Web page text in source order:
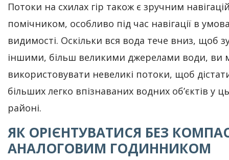
Потоки на схилах гір також є зручним
помічником, особливо під час навігації в
видимості. Оскільки вся вода тече вниз, щоб
іншими, більш великими джерелами води, ви
використовувати невеликі потоки, щоб
більших легко впізнаваних водних об’єктів у
районі.
ЯК ОРІЄНТУВАТИСЯ БЕЗ
АНАЛОГОВИМ ГОДИННИКОМ